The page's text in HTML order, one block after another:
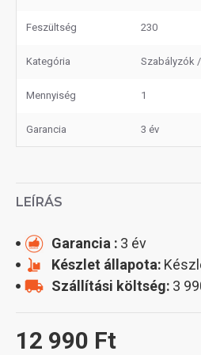
Feszültség 230
Kategória Szabályzók
Mennyiség 1
Garancia 3 év
LEÍRÁS
12 990 Ft
Garancia : 3 év
Készlet állapota:
Szállítási költség: 3